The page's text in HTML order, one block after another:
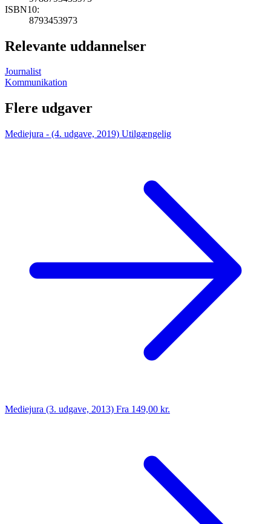
ISBN10:
8793453973
Relevante uddannelser
Journalist
Kommunikation
Flere udgaver
Mediejura - (4. udgave, 2019) Utilgængelig
Mediejura (3. udgave, 2013) Fra 149,00 kr.